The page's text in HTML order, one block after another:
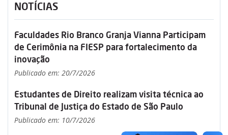
NOTÍCIAS
Faculdades Rio Branco Granja Vianna Participam
de Cerimônia na FIESP para fortalecimento da
inovação
Publicado em: 20/7/2026
Estudantes de Direito realizam visita técnica ao
Tribunal de Justiça do Estado de São Paulo
Publicado em: 10/7/2026